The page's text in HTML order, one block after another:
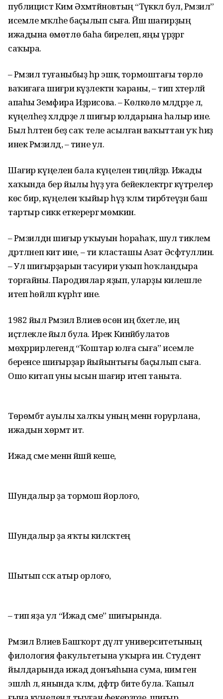
публицист Ким Әхмәт­йә­нов­тың “Тәүәккәл бул, Рәмзил”
исемле мәҡәләһе баҫылып сыға. Йәш шағирҙың
ижадына өмөтлө баһа бирелеп, яңы үрҙәргә
саҡыра.
– Рәмзил туғаныбыҙ һәр эшкә, тормоштағы төрлө
ваҡиғаға шиғри күҙлектән ҡараны, – тип хәтерләй
апаһы Земфира Иҙрисова. – Көлкөлө мәлдәрҙе лә,
күңелһеҙ хәлдәрҙе лә шиғыр юлдарына һалыр ине.
Был һәләтен беҙ саҡ теле асылған ваҡыттан уҡ һиҙә
инек Рәмзилдә, – тине ул.
Шағир күңелен бала күңеленә тиңләйҙәр. Ижады
хаҡында бер йылы һүҙ уға бейеклектәргә күтәрелер
көс бирә, күңелен ҡыйыр һүҙ ҡәләм тирбәтеүҙән баш
тартыр сиккә еткерергә мөмкин.
– Рәмзилдән шиғыр уҡыуын һораһаҡ, шул тиклем
дәртләнеп китә ине, – ти класташы Азат Әсфәтуллин.
– Ул шиғырҙарын тасуири уҡып һоҡландыра
торғайны. Пародиялар яҙып, уларҙы килешле
итеп һөйләп күрһәтә ине.
1982 йыл Рәмзил Вәлиев өсөн иң бәхетле, иң
иҫтәлекле йыл була. Ирек Кинйәбулатов
мөхәррирлегендә “Ҡоштар юлға сыға” исемле
беренсе шиғырҙар йыйынтығы баҫылып сыға.
Ошо китап уны ысын шағир итеп таныта.
Төрөмбәт ауылы халҡы уның менән ғорурлана,
ижадын хөрмәт итә.
Ижад сәме менән йәшәй кеше,
Шундалыр ҙа тормош йорлоғо,
Шундалыр ҙа яҡты киләсәктең
Шытып сәскә атыр орлоғо,
– тип яҙа ул “Ижад сәме” шиғырында.
Рәмзил Вәлиев Башҡорт дәүләт универси­тетының
филология факультетына уҡырға инә. Студент
йылдарында ижад донъяһына сума, нимә генә
эшләһә лә, янында ҡәләм, дәфтәр бите була. Ҡапыл